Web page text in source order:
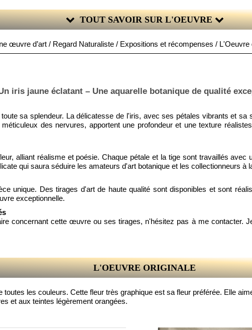
TOUT SAVOIR SUR L'OEUVRE
œuvre d’art / Regard Naturaliste / Expositions et récompenses / L'Oeuvre
iris jaune éclatant – Une aquarelle botanique de qualité
sa splendeur. La délicatesse de l'iris, avec ses pétales vibrants et
des nervures, apportent une profondeur et une texture
alliant réalisme et poésie. Chaque pétale et la tige sont travaillés
qui saura séduire les amateurs d'art botanique et les collectionneurs à
unique. Des tirages d'art de haute qualité sont disponibles et sont
exceptionnelle.
concernant cette œuvre ou ses tirages, n'hésitez pas à me contacter.
L'OEUVRE ORIGINALE
les couleurs. Cette fleur très graphique est sa fleur préférée. Elle
et aux teintes légèrement orangées.